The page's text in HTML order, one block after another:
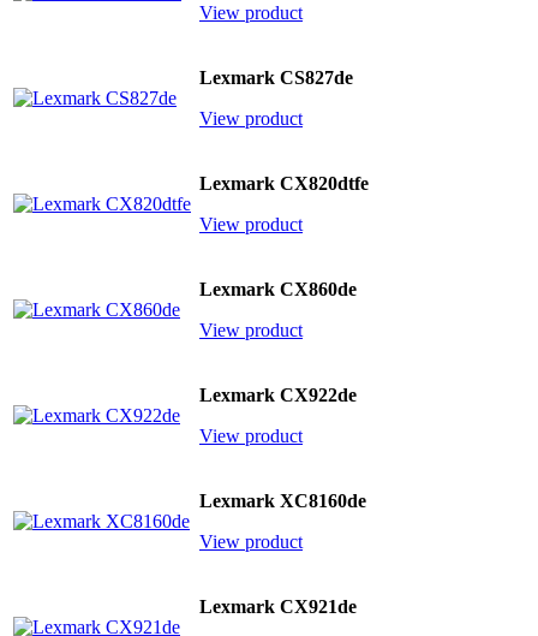
View product
Lexmark CS827de
View product
Lexmark CX820dtfe
View product
Lexmark CX860de
View product
Lexmark CX922de
View product
Lexmark XC8160de
View product
Lexmark CX921de